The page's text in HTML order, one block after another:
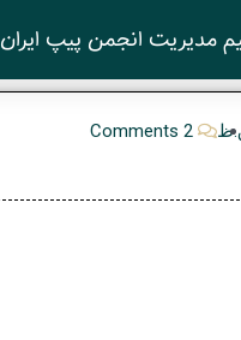
مدیریت انجمن پیپ ایران
2 Comments